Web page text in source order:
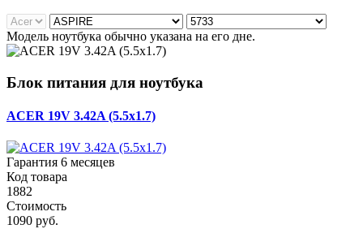
Модель ноутбука обычно указана на его дне.
Блок питания для ноутбука
ACER 19V 3.42A (5.5x1.7)
Гарантия 6 месяцев
Код товара
1882
Стоимость
1090 руб.